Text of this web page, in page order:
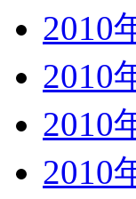
2010
2010
2010
2010